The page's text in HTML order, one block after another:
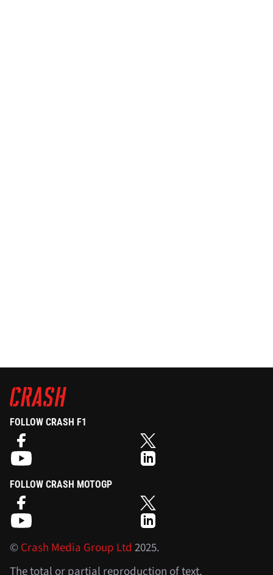
FOLLOW CRASH F1
FOLLOW CRASH MOTOGP
©Crash Media Group Ltd 2025.
The total or partial reproduction of text,